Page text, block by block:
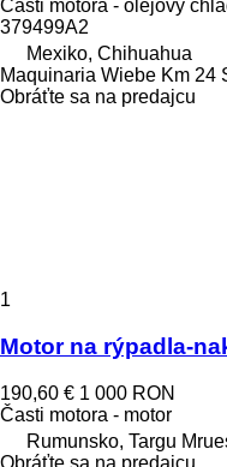
Časti motora - olejový
379499A2
Mexiko, Chihuahua
Maquinaria Wiebe Km 24
Obráťte sa na predajcu
1
Motor na rýpadla-
190,60 € 1 000 RON
Časti motora - motor
Rumunsko, Targu
Obráťte sa na predajcu